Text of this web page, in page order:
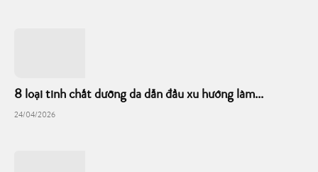
8 loại tinh chất dưỡng da dẫn đầu xu hướng làm...
24/04/2026